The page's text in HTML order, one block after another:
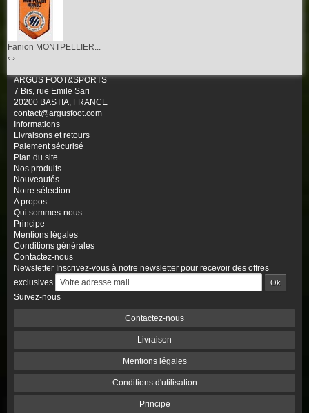
Fanion MONTPELLIER...
‹ ›
ARGUS FOOT&SPORTS
7 Bis, rue Emile Sari
20200 BASTIA, FRANCE
contact@argusfoot.com
Informations
Livraisons et retours
Paiement sécurisé
Plan du site
Nos produits
Nouveautés
Notre sélection
A propos
Qui sommes-nous
Principe
Mentions légales
Conditions générales
Contactez-nous
Newsletter Inscrivez-vous à notre newsletter pour recevoir des offres
exclusives
Suivez-nous
Contactez-nous
Livraison
Mentions légales
Conditions d'utilisation
Principe